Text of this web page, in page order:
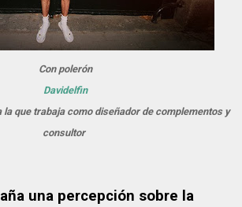
Con polerón
Davidelfin
la que trabaja como diseñador de complementos y
consultor
una percepción sobre la